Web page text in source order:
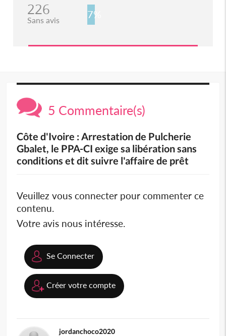
226
Sans avis 7%
5 Commentaire(s)
Côte d'Ivoire : Arrestation de Pulcherie
Gbalet, le PPA-CI exige sa libération sans
conditions et dit suivre l'affaire de prêt
Veuillez vous connecter pour commenter ce
contenu.
Votre avis nous intéresse.
Se Connecter
Créer votre compte
jordanchoco2020